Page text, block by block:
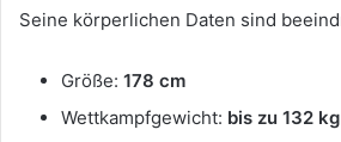
Seine körperlichen Daten sind
Größe: 178 cm
Wettkampfgewicht: bis zu 132 kg